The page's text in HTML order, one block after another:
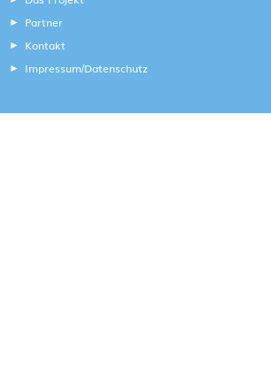
Partner
Kontakt
Impressum/Datenschutz